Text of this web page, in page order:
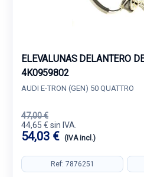
ELEVALUNAS DELANTERO
4K0959802
AUDI E-TRON (GEN) 50 QUATTRO
47,00 €
44,65 € sin IVA.
54,03 € (IVA incl.)
Ref: 7876251